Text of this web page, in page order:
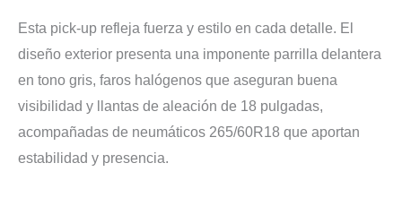
Esta pick-up refleja fuerza y estilo en cada detalle. El
diseño exterior presenta una imponente parrilla delantera
en tono gris, faros halógenos que aseguran buena
visibilidad y llantas de aleación de 18 pulgadas,
acompañadas de neumáticos 265/60R18 que aportan
estabilidad y presencia.